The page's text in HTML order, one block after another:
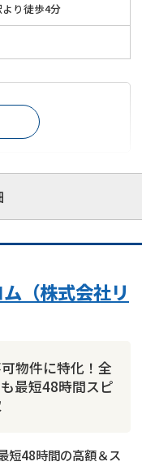
り徒歩4分
レスポンスが早い
（株式会社リ
物件に特化！全
最短48時間スピ
48時間の高額＆ス